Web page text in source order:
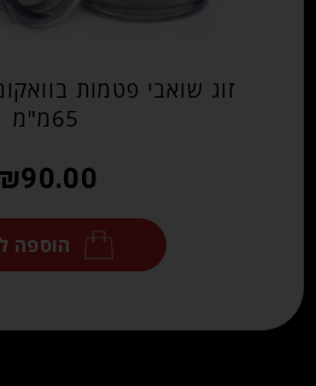
זוג שואבי פטמות
65מ"מ
90.00
הוספה